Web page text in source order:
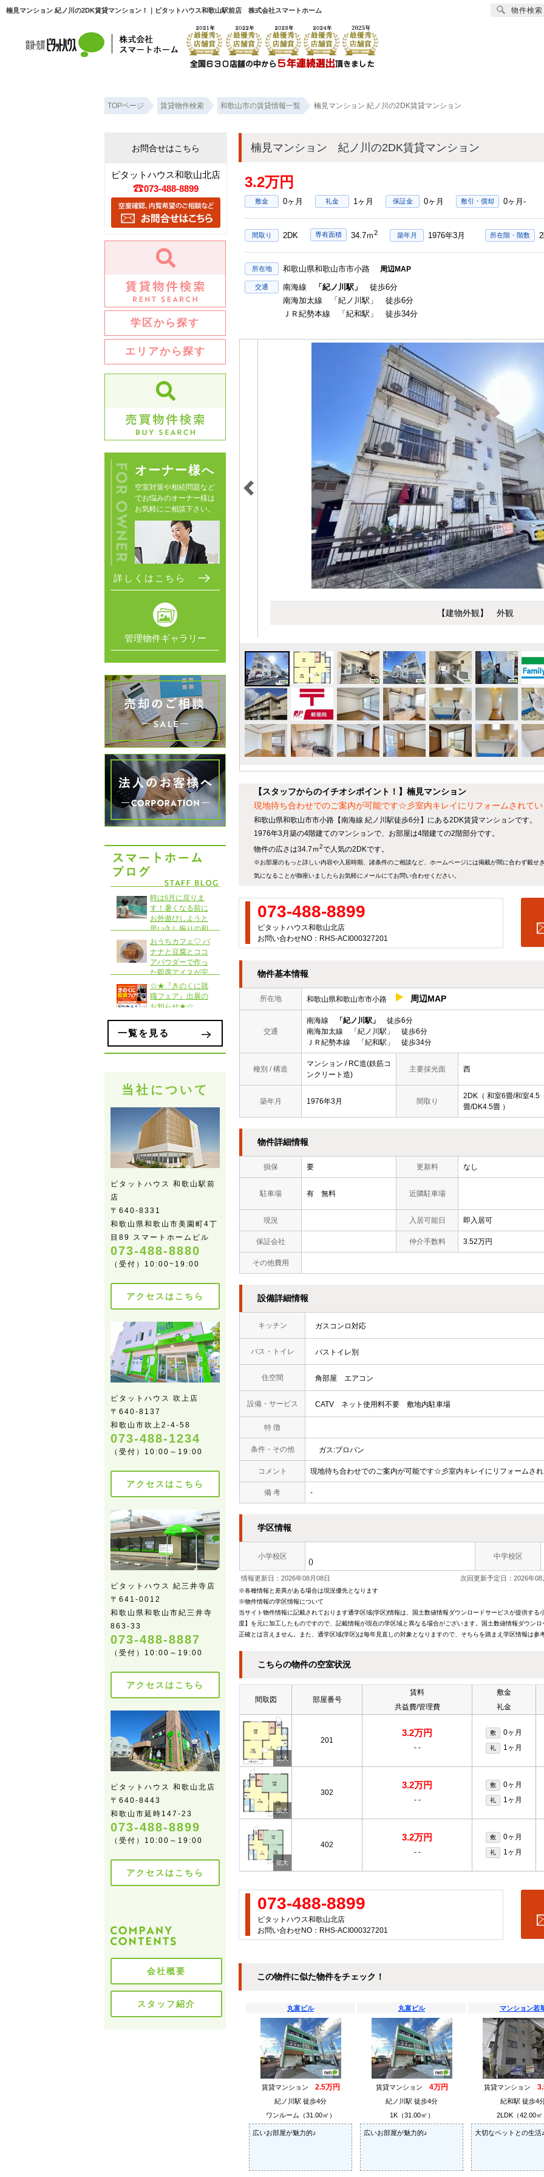
楠見マンション 紀ノ川の2DK賃貸マンション！｜ピタットハウス和歌山駅前店 株式会社スマートホーム
TOPページ 賃貸物件検索 和歌山市の賃貸情報一覧 楠見マンション 紀ノ川の2DK賃貸マンション
楠見マンション 紀ノ川の2DK賃貸マンション
3.2万円
敷金 0ヶ月 礼金 1ヶ月 保証金 0ヶ月 敷引・償却 0ヶ月-
間取り 2DK 専有面積 34.7ｍ2 築年月 1976年3月 所在階・階数
所在地 和歌山県和歌山市市小路 周辺MAP
交通 南海線 「紀ノ川駅」
徒歩6分
南海加太線 「紀ノ川駅」 徒歩6分
ＪＲ紀勢本線 「紀和駅」 徒歩34分
【建物外観】 外観
【スタッフからのイチオシポイント！】楠見マンション
現地待ち合わせでのご案内が可能です☆彡室内キレイにリフォームされてい
和歌山県和歌山市市小路【南海線 紀ノ川駅徒歩6分】にある2DK賃貸マンションです。
1976年3月築の4階建てのマンションで、お部屋は4階建ての2階部分です。
物件の広さは34.7ｍ2で人気の2DKです。
※お部屋のもっと詳しい内容や入居時期、諸条件のご相談など、ホームページには掲載が間に合わず載せ
気になることが御座いましたらお気軽にメールにてお問い合わせください。
073-488-8899
ピタットハウス和歌山北店
お問い合わせNO：RHS-ACI000327201
物件基本情報
所在地 和歌山県和歌山市市小路 周辺MAP
交通
南海線 「紀ノ川駅」
徒歩6分
南海加太線 「紀ノ川駅」 徒歩6分
ＪＲ紀勢本線 「紀和駅」 徒歩34分
種別 / 構造
マンション / RC造(鉄筋コ
ンクリート造)
主要採光面 西
築年月 1976年3月 間取り
2DK（ 和室6畳/和室4.5
畳/DK4.5畳 ）
物件詳細情報
損保 要 更新料 なし
駐車場 有 無料 近隣駐車場
現況 入居可能日 即入居可
保証会社 仲介手数料 3.52万円
その他費用
設備詳細情報
キッチン ガスコンロ対応
バス・トイレ バストイレ別
住空間 角部屋 エアコン
設備・サービス CATV ネット使用料不要 敷地内駐車場
特 徴
条件・その他 ガス:プロパン
コメント 現地待ち合わせでのご案内が可能です☆彡室内キレイにリフォームさ
備 考 -
学区情報
小学校区
()
中学校区
情報更新日：2026年08月08日 次回更新予定日：2026年08
※各種情報と差異がある場合は現況優先となります
※物件情報の学区情報について
当サイト物件情報に記載されております通学区域(学区)情報は、国土数値情報ダウンロードサービスが提供す
度】を元に加工したものですので、記載情報が現在の学区域と異なる場合がございます。国土数値情報ダウン
正確とは言えません。また、通学区域(学区)は毎年見直しの対象となりますので、そちらを踏まえ学区情報は参
こちらの物件の空室状況
間取図 部屋番号
賃料
共益費/管理費
敷金
礼金
201
3.2万円
- -
敷 0ヶ月
礼 1ヶ月
302
3.2万円
- -
敷 0ヶ月
礼 1ヶ月
402
3.2万円
- -
敷 0ヶ月
礼 1ヶ月
073-488-8899
ピタットハウス和歌山北店
お問い合わせNO：RHS-ACI000327201
この物件に似た物件をチェック！
丸富ビル
賃貸マンション 2.5万円
紀ノ川駅 徒歩4分
ワンルーム（31.00㎡）
広いお部屋が魅力的♪
丸富ビル
賃貸マンション 4万円
紀ノ川駅 徒歩4分
1K（31.00㎡）
広いお部屋が魅力的♪
マンション若
賃貸マンション
紀和駅 徒歩4
2LDK（42.00㎡
大切なペットとの生活
お問合せはこちら
ピタットハウス和歌山北店
073-488-8899
学区から探す
エリアから探す
オーナー様へ
空室対策や相続問題など
でお悩みのオーナー様は
お気軽にご相談下さい。
詳しくはこちら
管理物件ギャラリー
一覧を見る
当社について
ピタットハウス 和歌山駅前
店
〒640-8331
和歌山県和歌山市美園町4丁
目89 スマートホームビル
073-488-8880
（受付）10:00~19:00
アクセスはこちら
ピタットハウス 吹上店
〒640-8137
和歌山市吹上2-4-58
073-488-1234
（受付）10:00～19:00
アクセスはこちら
ピタットハウス 紀三井寺店
〒641-0012
和歌山県和歌山市紀三井寺
863-33
073-488-8887
（受付）10:00～19:00
アクセスはこちら
ピタットハウス 和歌山北店
〒640-8443
和歌山市延時147-23
073-488-8899
（受付）10:00～19:00
アクセスはこちら
会社概要
スタッフ紹介
物件検索